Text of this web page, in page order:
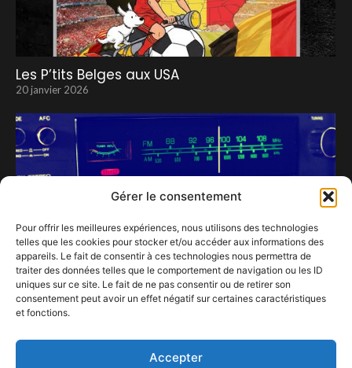
Gérer le consentement
Pour offrir les meilleures expériences, nous utilisons des technologies
telles que les cookies pour stocker et/ou accéder aux informations des
appareils. Le fait de consentir à ces technologies nous permettra de
traiter des données telles que le comportement de navigation ou les ID
uniques sur ce site. Le fait de ne pas consentir ou de retirer son
consentement peut avoir un effet négatif sur certaines caractéristiques
et fonctions.
Accepter
Les P’tits Belges aux USA
20 janvier 2026
Confestmag lance sa webradio : votre soutien
13 janvier 2026